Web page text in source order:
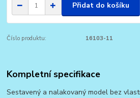
Přidat do košíku
Číslo produktu: 16103-11
Kompletní specifikace
Sestavený a nalakovaný model bez